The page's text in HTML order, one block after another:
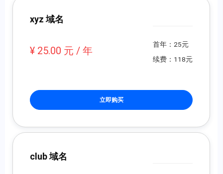
xyz 域名
¥ 25.00 元 / 年
首年：25元
续费：118元
立即购买
club 域名